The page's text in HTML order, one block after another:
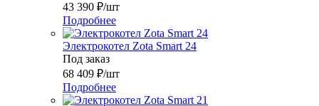
43 390 ₽/шт
Подробнее
Электрокотел Zota Smart 24
Под заказ
68 409 ₽/шт
Подробнее